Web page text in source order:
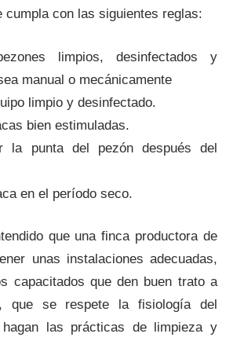
cumpla con las siguientes reglas:
limpios, desinfectados y
manual o mecánicamente
limpio y desinfectado.
bien estimuladas.
la punta del pezón después del
en el período seco.
que una finca productora de
unas instalaciones adecuadas,
capacitados que den buen trato a
que se respete la fisiología del
las prácticas de limpieza y